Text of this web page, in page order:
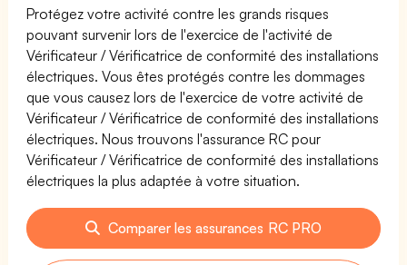
Protégez votre activité contre les grands risques
pouvant survenir lors de l'exercice de l'activité de
Vérificateur / Vérificatrice de conformité des installations
électriques. Vous êtes protégés contre les dommages
que vous causez lors de l'exercice de votre activité de
Vérificateur / Vérificatrice de conformité des installations
électriques. Nous trouvons l'assurance RC pour
Vérificateur / Vérificatrice de conformité des installations
électriques la plus adaptée à votre situation.
Comparer les assurances RC PRO